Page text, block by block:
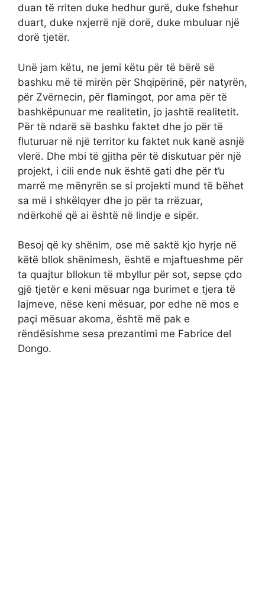
duan të rriten duke hedhur gurë, duke fshehur
duart, duke nxjerrë një dorë, duke mbuluar një
dorë tjetër.
Unë jam këtu, ne jemi këtu për të bërë së
bashku më të mirën për Shqipërinë, për natyrën,
për Zvërnecin, për flamingot, por ama për të
bashkëpunuar me realitetin, jo jashtë realitetit.
Për të ndarë së bashku faktet dhe jo për të
fluturuar në një territor ku faktet nuk kanë asnjë
vlerë. Dhe mbi të gjitha për të diskutuar për një
projekt, i cili ende nuk është gati dhe për t’u
marrë me mënyrën se si projekti mund të bëhet
sa më i shkëlqyer dhe jo për ta rrëzuar,
ndërkohë që ai është në lindje e sipër.
Besoj që ky shënim, ose më saktë kjo hyrje në
këtë bllok shënimesh, është e mjaftueshme për
ta quajtur bllokun të mbyllur për sot, sepse çdo
gjë tjetër e keni mësuar nga burimet e tjera të
lajmeve, nëse keni mësuar, por edhe në mos e
paçi mësuar akoma, është më pak e
rëndësishme sesa prezantimi me Fabrice del
Dongo.